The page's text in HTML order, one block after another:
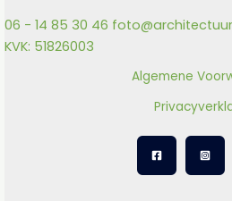
06 - 14 85 30 46
KVK: 51826003
Algemene